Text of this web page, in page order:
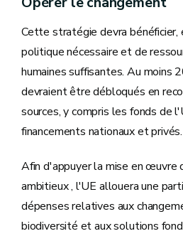
Cette stratégie devra bénéficier,
politique nécessaire et de
humaines suffisantes. Au moins
devraient être débloqués en
sources, y compris les fonds de
financements nationaux et privés.
Afin d'appuyer la mise en œuvre
ambitieux , l'UE allouera une
dépenses relatives aux
biodiversité et aux solutions